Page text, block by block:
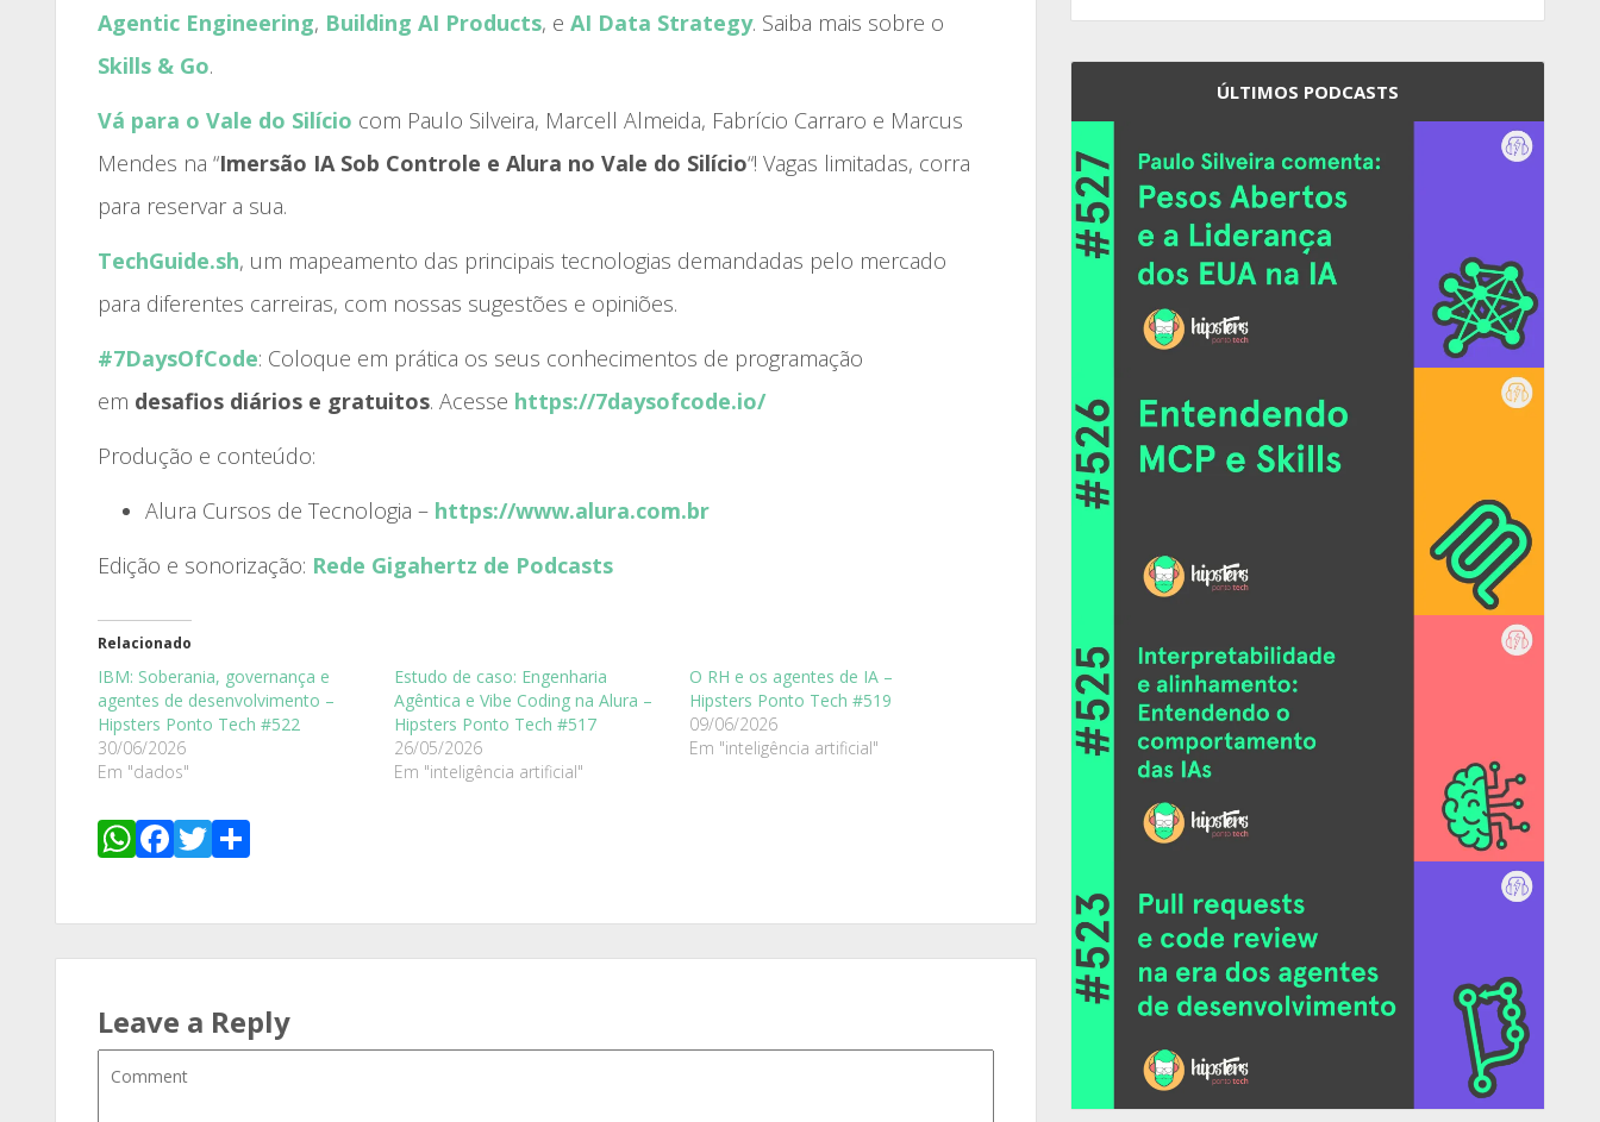
Agentic Engineering, Building AI Products, e AI Data Strategy. Saiba mais sobre o
Skills & Go.
Vá para o Vale do Silício com Paulo Silveira, Marcell Almeida, Fabrício Carraro e Marcus
Mendes na “Imersão IA Sob Controle e Alura no Vale do Silício“! Vagas limitadas, corra
para reservar a sua.
TechGuide.sh, um mapeamento das principais tecnologias demandadas pelo mercado
para diferentes carreiras, com nossas sugestões e opiniões.
#7DaysOfCode: Coloque em prática os seus conhecimentos de programação
em desafios diários e gratuitos. Acesse https://7daysofcode.io/
Produção e conteúdo:
Alura Cursos de Tecnologia – https://www.alura.com.br
Edição e sonorização: Rede Gigahertz de Podcasts
Relacionado
IBM: Soberania, governança e
agentes de desenvolvimento –
Hipsters Ponto Tech #522
30/06/2026
Em "dados"
Estudo de caso: Engenharia
Agêntica e Vibe Coding na Alura –
Hipsters Ponto Tech #517
26/05/2026
Em "inteligência artificial"
O RH e os agentes de IA –
Hipsters Ponto Tech #519
09/06/2026
Em "inteligência artificial"
WhatsApp
Facebook
Twitter
Leave a Reply
ÚLTIMOS PODCASTS